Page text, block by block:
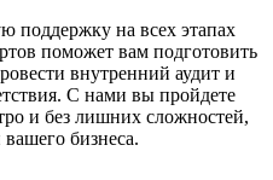
поддержку на всех этапах
поможет вам подготовить
внутренний аудит и
С нами вы пройдете
и без лишних сложностей,
бизнеса.